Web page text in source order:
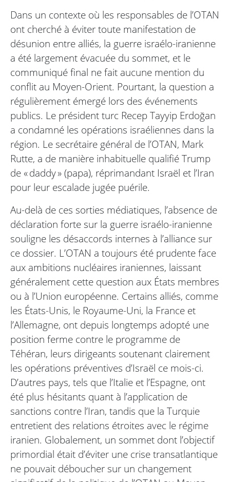
Dans un contexte où les responsables de l’OTAN
ont cherché à éviter toute manifestation de
désunion entre alliés, la guerre israélo-iranienne
a été largement évacuée du sommet, et le
communiqué final ne fait aucune mention du
conflit au Moyen-Orient. Pourtant, la question a
régulièrement émergé lors des événements
publics. Le président turc Recep Tayyip Erdoğan
a condamné les opérations israéliennes dans la
région. Le secrétaire général de l’OTAN, Mark
Rutte, a de manière inhabituelle qualifié Trump
de « daddy » (papa), réprimandant Israël et l’Iran
pour leur escalade jugée puérile.
Au-delà de ces sorties médiatiques, l’absence de
déclaration forte sur la guerre israélo-iranienne
souligne les désaccords internes à l’alliance sur
ce dossier. L’OTAN a toujours été prudente face
aux ambitions nucléaires iraniennes, laissant
généralement cette question aux États membres
ou à l’Union européenne. Certains alliés, comme
les États-Unis, le Royaume-Uni, la France et
l’Allemagne, ont depuis longtemps adopté une
position ferme contre le programme de
Téhéran, leurs dirigeants soutenant clairement
les opérations préventives d’Israël ce mois-ci.
D’autres pays, tels que l’Italie et l’Espagne, ont
été plus hésitants quant à l’application de
sanctions contre l’Iran, tandis que la Turquie
entretient des relations étroites avec le régime
iranien. Globalement, un sommet dont l’objectif
primordial était d’éviter une crise transatlantique
ne pouvait déboucher sur un changement